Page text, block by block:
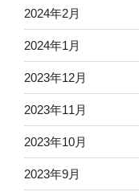
2024年2月
2024年1月
2023年12月
2023年11月
2023年10月
2023年9月